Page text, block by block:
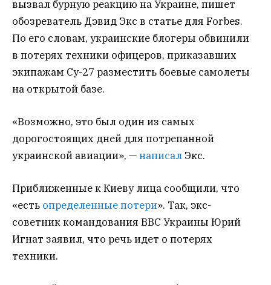
вызвал бурную реакцию на Украине, пишет
обозреватель Дэвид Экс в статье для Forbes.
По его словам, украинские блогеры обвинили
в потерях техники офицеров, приказавших
экипажам Су-27 разместить боевые самолеты
на открытой базе.
«Возможно, это был один из самых
дорогостоящих дней для потрепанной
украинской авиации», —написал Экс.
Приближенные к Киеву лица сообщили, что
«есть определенные потери». Так, экс-
советник командования ВВС Украины Юрий
Игнат заявил, что речь идет о потерях
техники.